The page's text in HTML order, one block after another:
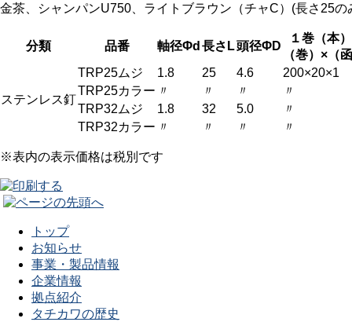
金茶、シャンパンU750、ライトブラウン（チャC）(長さ25
分類 品番 軸径Φd 長さL頭径ΦD
１巻（本
（巻）×（
ステンレス釘
TRP25ムジ 1.8 25 4.6
200×20×1
TRP25カラー 〃 〃 〃
〃
TRP32ムジ
1.8 32 5.0
〃
TRP32カラー 〃 〃 〃 〃
※表内の表示価格は税別です
トップ
お知らせ
事業・製品情報
企業情報
拠点紹介
タチカワの歴史